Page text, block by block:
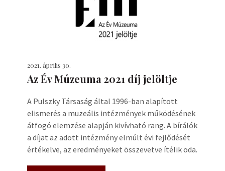
2021. április 30.
Az Év Múzeuma 2021 díj jelöltje
A Pulszky Társaság által 1996-ban alapított
elismerés a muzeális intézmények működésének
átfogó elemzése alapján kivívható rang. A bírálók
a díjat az adott intézmény elmúlt évi fejlődését
értékelve, az eredményeket összevetve ítélik oda.